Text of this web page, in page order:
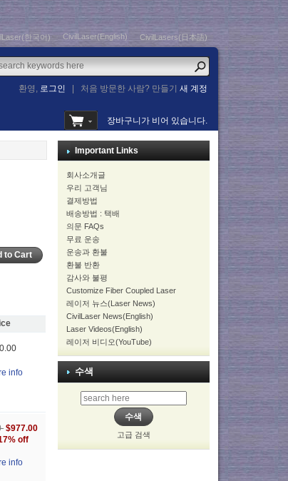
한국어) CivilLaser(English) CivilLasers(日本語)
환영, 로그인 처음 방문한 사람? 만들기새 계정
장바구니가 비어 있습니다.
info
$977.00
off
info
Important Links
회사소개글
우리 고객님
결제방법
배송방법 : 택배
의문 FAQs
무료 운송
운송과 환불
환불 반환
감사와 불평
Customize Fiber Coupled Laser
레이저 뉴스(Laser News)
CivilLaser News(English)
Laser Videos(English)
레이저 비디오(YouTube)
수색
고급 검색